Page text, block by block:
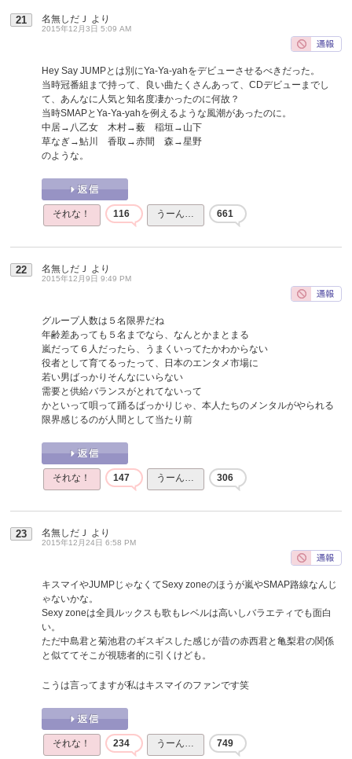
21 名無しだＪ より
2015年12月3日 5:09 AM
Hey Say JUMPとは別にYa-Ya-yahをデビューさせるべきだった。
当時冠番組まで持って、良い曲たくさんあって、CDデビューまでし
て、あんなに人気と知名度凄かったのに何故？
当時SMAPとYa-Ya-yahを例えるような風潮があったのに。
中居→八乙女 木村→薮 稲垣→山下
草なぎ→鮎川 香取→赤間 森→星野
のような。
それな！ 116 うーん… 661
22 名無しだＪ より
2015年12月9日 9:49 PM
グループ人数は５名限界だね
年齢差あっても５名までなら、なんとかまとまる
嵐だって６人だったら、うまくいってたかわからない
役者として育てるったって、日本のエンタメ市場に
若い男ばっかりそんなにいらない
需要と供給バランスがとれてないって
かといって唄って踊るばっかりじゃ、本人たちのメンタルがやられる
限界感じるのが人間として当たり前
それな！ 147 うーん… 306
23 名無しだＪ より
2015年12月24日 6:58 PM
キスマイやJUMPじゃなくてSexy zoneのほうが嵐やSMAP路線なんじ
ゃないかな。
Sexy zoneは全員ルックスも歌もレベルは高いしバラエティでも面白
い。
ただ中島君と菊池君のギスギスした感じが昔の赤西君と亀梨君の関係
と似ててそこが視聴者的に引くけども。
こうは言ってますが私はキスマイのファンです笑
それな！ 234 うーん… 749